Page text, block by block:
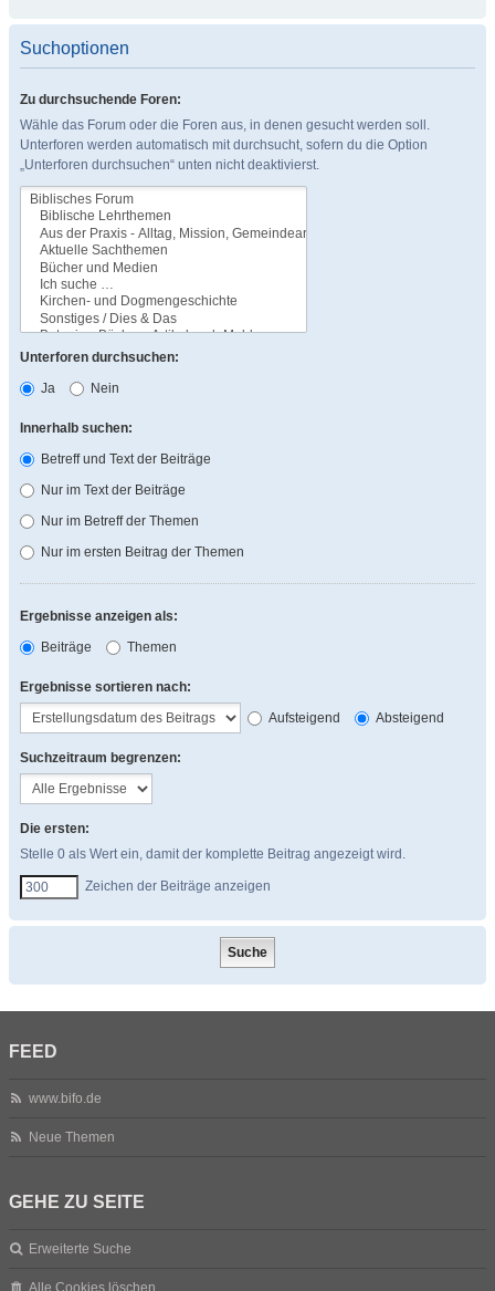
Suchoptionen
Zu durchsuchende Foren:
Wähle das Forum oder die Foren aus, in denen gesucht werden soll.
Unterforen werden automatisch mit durchsucht, sofern du die Option
„Unterforen durchsuchen“ unten nicht deaktivierst.
Unterforen durchsuchen:
Ja
Nein
Innerhalb suchen:
Betreff und Text der Beiträge
Nur im Text der Beiträge
Nur im Betreff der Themen
Nur im ersten Beitrag der Themen
Ergebnisse anzeigen als:
Beiträge
Themen
Ergebnisse sortieren nach:
Aufsteigend
Absteigend
Suchzeitraum begrenzen:
Die ersten:
Stelle 0 als Wert ein, damit der komplette Beitrag angezeigt wird.
Zeichen der Beiträge anzeigen
FEED
www.bifo.de
Neue Themen
GEHE ZU SEITE
Erweiterte Suche
Alle Cookies löschen